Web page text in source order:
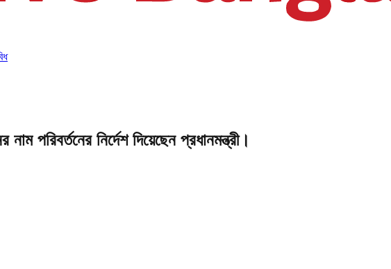
পরিবর্তনের নির্দেশ দিয়েছেন প্রধানমন্ত্রী।